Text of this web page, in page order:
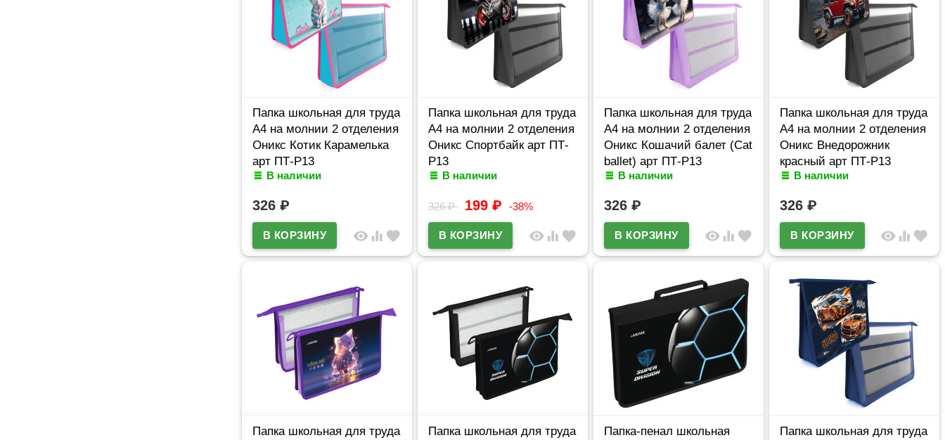
Папка школьная для труда
А4 на молнии 2 отделения
Оникс Котик Карамелька
арт ПТ-Р13
В наличии
326 ₽
visibility equalizer favorite
Папка школьная для труда
А4 на молнии 2 отделения
Оникс Спортбайк арт ПТ-
Р13
В наличии
326₽ 199 ₽ -38%
visibility equalizer favorite
Папка школьная для труда
А4 на молнии 2 отделения
Оникс Кошачий балет (Cat
ballet) арт ПТ-Р13
В наличии
326 ₽
visibility equalizer favorite
Папка школьная для труда
А4 на молнии 2 отделения
Оникс Внедорожник
красный арт ПТ-Р13
В наличии
326₽
visibility equalizer favorite
Папка школьная для труда
Папка школьная для труда
Папка-пенал школьная
Папка школьная для труда